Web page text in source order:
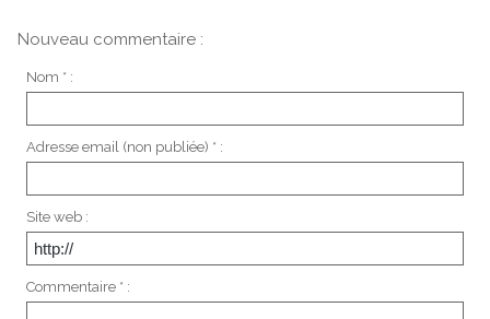
Nouveau commentaire :
Nom * :
Adresse email (non publiée) * :
Site web :
Commentaire * :